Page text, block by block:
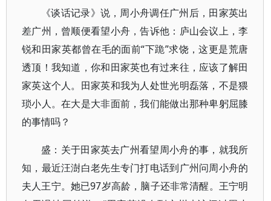
《谈话记录》说，周小舟调任广州后，田家英出
差广州，曾顺便看望小舟，告诉他：庐山会议上，李
锐和田家英都曾在毛的面前“下跪”求饶，这更是荒唐
透顶！我知道，你和田家英也有过来往，应该了解田
家英这个人。田家英和我为人处世光明磊落，不是猥
琐小人。在大是大非面前，我们能做出那种卑躬屈膝
的事情吗？
盛：关于田家英去广州看望周小舟的事，就我所
知，最近汪澍白老先生专门打电话到广州问周小舟的
夫人王宁。她已97岁高龄，脑子还非常清醒。王宁明